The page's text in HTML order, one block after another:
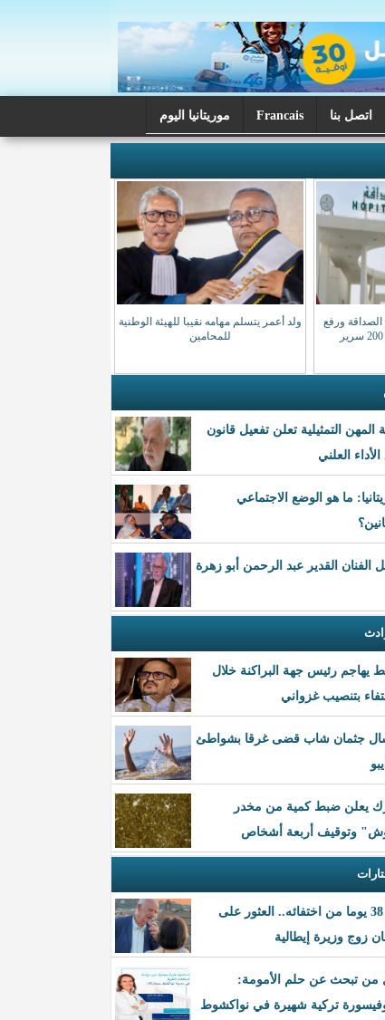
اتصل بنا Francais موريتانيا اليوم
ورفع
ولد أعمر يتسلم مهامه نقيبا للهيئة الوطنية
للمحامين
المهن التمثيلية تعلن تفعيل قانون
العلني
ما هو الوضع الاجتماعي
الفنان القدير عبد الرحمن أبو زهرة
يهاجم رئيس جهة البراكنة خلال
بتنصيب غزواني
جثمان شاب قضى غرقا بشواطئ
يعلن ضبط كمية من مخدر
وتوقيف أربعة أشخاص
بعد 38 يوما من اختفائه.. العثور على
زوج وزيرة إيطالية
من تبحث عن حلم الأمومة:
تركية شهيرة في نواكشوط